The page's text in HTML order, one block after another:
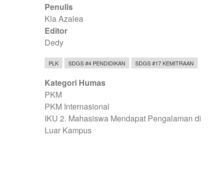
Penulis
Kla Azalea
Editor
Dedy
PLK SDGS #4 PENDIDIKAN SDGS #17 KEMITRAAN
Kategori Humas
PKM
PKM Internasional
IKU 2. Mahasiswa Mendapat Pengalaman di
Luar Kampus